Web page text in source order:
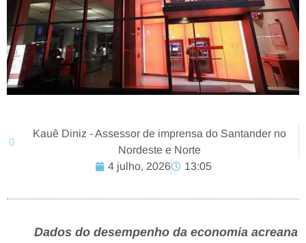
Kauê Diniz - Assessor de imprensa do Santander no
Nordeste e Norte
4 julho, 2026
13:05
Dados do desempenho da economia acreana